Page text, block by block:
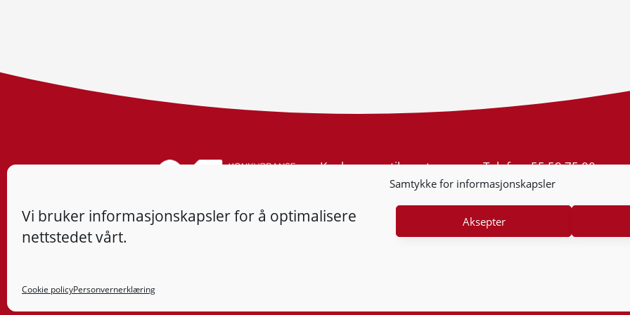
Samtykke for informasjonskapsler
Vi bruker informasjonskapsler for å optimalisere
nettstedet vårt.
Aksepter
Cookie policyPersonvernerklæring
Konkurransetilsynet
Postboks 439 Sentrum
Org.nr: 974 761 246
Telefon:55 59 75 00
E-post:post@kt.no
Nyhetsvarsel >>